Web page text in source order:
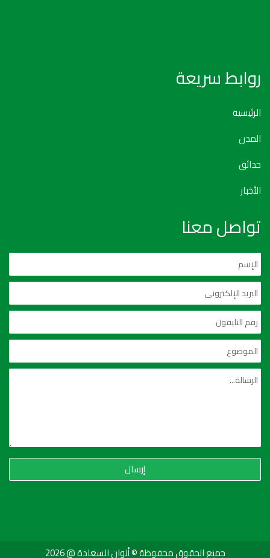
روابط سريعة
الرئيسية
المدن
حدائق
الأخبار
تواصل معنا
إرسال
جميع الحقوق محفوظة © ألوان السعادة @ 2026